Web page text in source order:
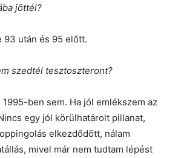
jöttél?
93 után és 95 előtt.
szedtél tesztoszteront?
1995-ben sem. Ha jól emlékszem az
egy jól körülhatárolt pillanat,
elkezdődött, nálam
mivel már nem tudtam lépést